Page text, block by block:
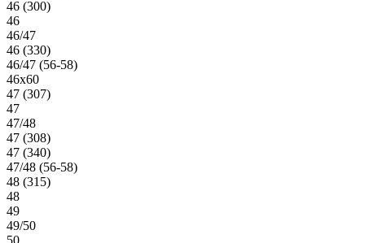
46 (300)
46
46/47
46 (330)
46/47 (56-58)
46х60
47 (307)
47
47/48
47 (308)
47 (340)
47/48 (56-58)
48 (315)
48
49
49/50
50